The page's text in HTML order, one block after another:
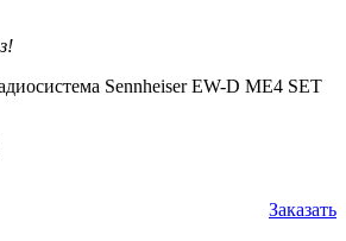
Sennheiser EW-D ME4 SET
Заказать